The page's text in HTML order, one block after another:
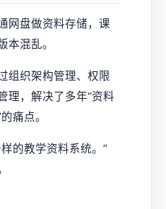
网盘做资料存储，课
本混乱。
组织架构管理、权限
理，解决了多年“资料
痛点。
的教学资料系统。”